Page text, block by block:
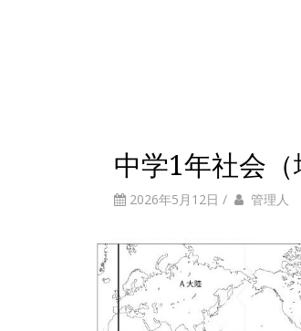
中学1年社会
2026年5月12日 / 管理人